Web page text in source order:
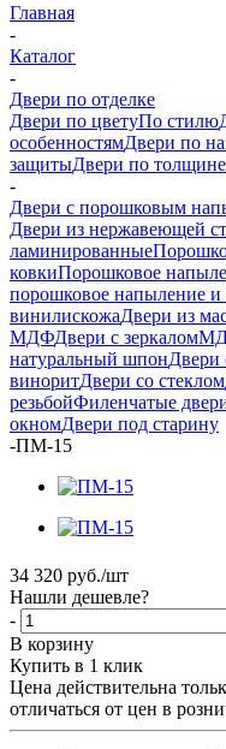
Главная
-
Каталог
-
Двери по отделке
Двери по цветуПо стилю
особенностямДвери по
защитыДвери по толщине
-
Двери с порошковым
Двери из нержавеющей
ламинированные
ковкиПорошковое
порошковое напыление
винилискожаДвери из
МДФДвери с зеркалом
натуральный шпонДвери
виноритДвери со стеклом
резьбойФиленчатые
окномДвери под старину
-ПМ-15
34 320 руб./шт
Нашли дешевле?
-
В корзину
Купить в 1 клик
Цена действительна
отличаться от цен в